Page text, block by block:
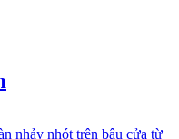
nhảy nhót trên bậu cửa từ